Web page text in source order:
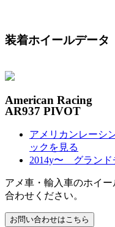
装着ホイールデータ
American Racing
AR937 PIVOT
アメリカンレー
ックを見る
2014y〜 グランド
アメ車・輸入車のホイ
合わせください。